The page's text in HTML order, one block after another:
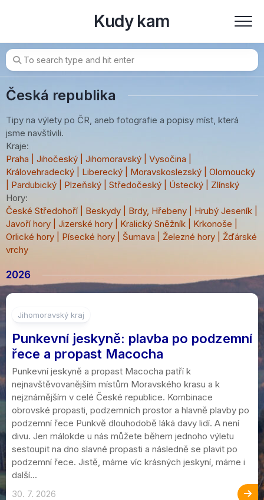
Kudy kam
Česká republika
Tipy na výlety po ČR, aneb fotografie a popisy míst, která
jsme navštívili.
Kraje:
Praha
Jihočeský Jihomoravský Vysočina
Královehradecký
Liberecký Moravskoslezský
Olomoucký
Pardubický Plzeňský Středočeský Ústecký
Zlínský
Hory:
České Středohoří
Beskydy Brdy, Hřebeny Hrubý Jeseník
Javoří hory
Jizerské hory Kralický Sněžník Krkonoše
Orlické hory
Písecké hory Šumava Železné hory
Žďárské
vrchy
2026
Jihomoravský kraj
Punkevní jeskyně: plavba po podzemní
řece a propast Macocha
Punkevní jeskyně a propast Macocha patří k
nejnavštěvovanějším místům Moravského krasu a k
nejznámějším v celé České republice. Kombinace
obrovské propasti, podzemních prostor a hlavně plavby po
podzemní řece Punkvě dlouhodobě láká davy lidí. A není
divu. Jen málokde u nás můžete během jednoho výletu
sestoupit na dno slavné propasti a následně se plavit po
podzemní řece. Jistě, máme víc krásných jeskyní, máme i
další...
30. 7. 2026